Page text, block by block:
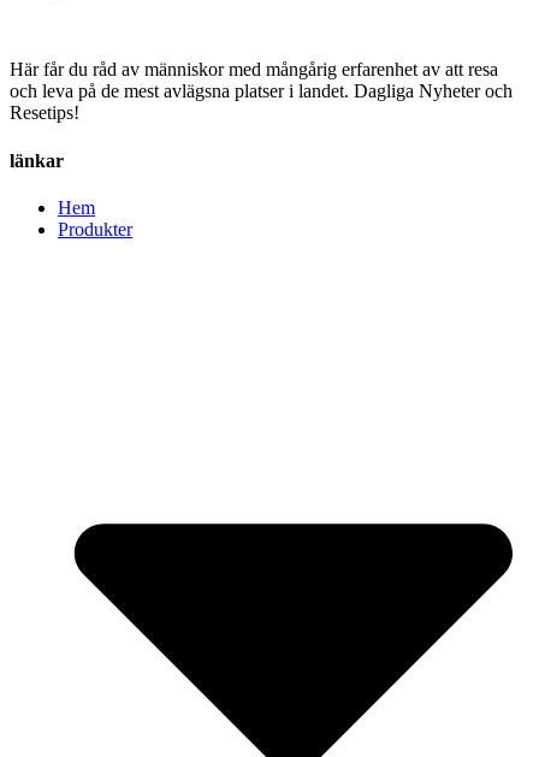
Här får du råd av människor med mångårig erfarenhet av att resa
och leva på de mest avlägsna platser i landet. Dagliga Nyheter och
Resetips!
länkar
Hem
Produkter